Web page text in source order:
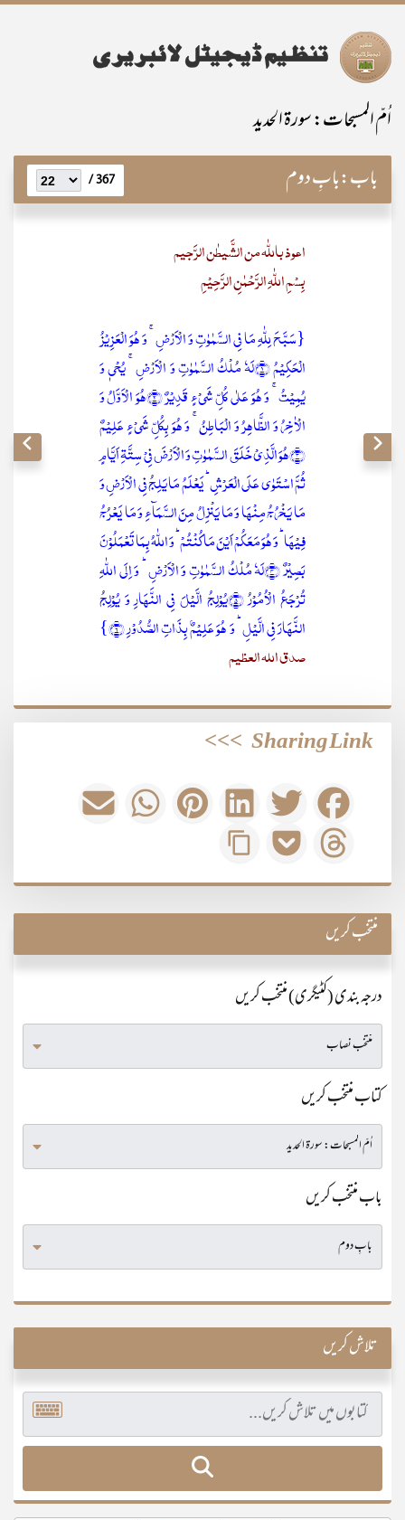
اُمّ المسبحات: سورۃ الحدید
باب:بابِ دوم 367 /
اعوذ باللّٰہ من الشَّیطٰن الرَّجیم
بِسْمِ اللّٰہِ الرَّحْمٰنِ الرَّحِیْمِ
{سَبَّحَ لِلّٰہِ مَا فِی السَّمٰوٰتِ وَ الۡاَرۡضِ ۚ وَ ہُوَ الۡعَزِیۡزُ
الۡحَکِیۡمُ ﴿۱﴾لَہٗ مُلۡکُ السَّمٰوٰتِ وَ الۡاَرۡضِ ۚ یُحۡیٖ وَ
یُمِیۡتُ ۚ وَ ہُوَ عَلٰی کُلِّ شَیۡءٍ قَدِیۡرٌ ﴿۲﴾ہُوَ الۡاَوَّلُ وَ
الۡاٰخِرُ وَ الظَّاہِرُ وَ الۡبَاطِنُ ۚ وَ ہُوَ بِکُلِّ شَیۡءٍ عَلِیۡمٌ
﴿۳﴾ہُوَ الَّذِیۡ خَلَقَ السَّمٰوٰتِ وَ الۡاَرۡضَ فِیۡ سِتَّۃِ اَیَّامٍ
ثُمَّ اسۡتَوٰی عَلَی الۡعَرۡشِ ؕ یَعۡلَمُ مَا یَلِجُ فِی الۡاَرۡضِ وَ
مَا یَخۡرُجُ مِنۡہَا وَ مَا یَنۡزِلُ مِنَ السَّمَآءِ وَ مَا یَعۡرُجُ
فِیۡہَا ؕ وَ ہُوَ مَعَکُمۡ اَیۡنَ مَا کُنۡتُمۡ ؕ وَ اللّٰہُ بِمَا تَعۡمَلُوۡنَ
بَصِیۡرٌ ﴿۴﴾لَہٗ مُلۡکُ السَّمٰوٰتِ وَ الۡاَرۡضِ ؕ وَ اِلَی اللّٰہِ
تُرۡجَعُ الۡاُمُوۡرُ ﴿۵﴾یُوۡلِجُ الَّیۡلَ فِی النَّہَارِ وَ یُوۡلِجُ
النَّہَارَ فِی الَّیۡلِ ؕ وَ ہُوَ عَلِیۡمٌۢ بِذَاتِ الصُّدُوۡرِ ﴿۶﴾}
صدق اللہ العظیم
Sharing Link
>>>
منتخب کریں
درجہ بندی (کٹیگری) منتخب کریں
کتاب منتخب کریں
باب منتخب کریں
تلاش کریں